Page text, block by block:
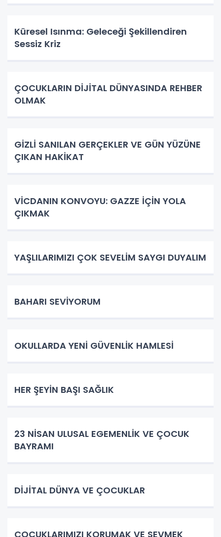
Küresel Isınma: Geleceği Şekillendiren
Sessiz Kriz
ÇOCUKLARIN DİJİTAL DÜNYASINDA REHBER
OLMAK
GİZLİ SANILAN GERÇEKLER VE GÜN YÜZÜNE
ÇIKAN HAKİKAT
VİCDANIN KONVOYU: GAZZE İÇİN YOLA
ÇIKMAK
YAŞLILARIMIZI ÇOK SEVELİM SAYGI DUYALIM
BAHARI SEVİYORUM
OKULLARDA YENİ GÜVENLİK HAMLESİ
HER ŞEYİN BAŞI SAĞLIK
23 NİSAN ULUSAL EGEMENLİK VE ÇOCUK
BAYRAMI
DİJİTAL DÜNYA VE ÇOCUKLAR
ÇOCUKLARIMIZI KORUMAK VE SEVMEK